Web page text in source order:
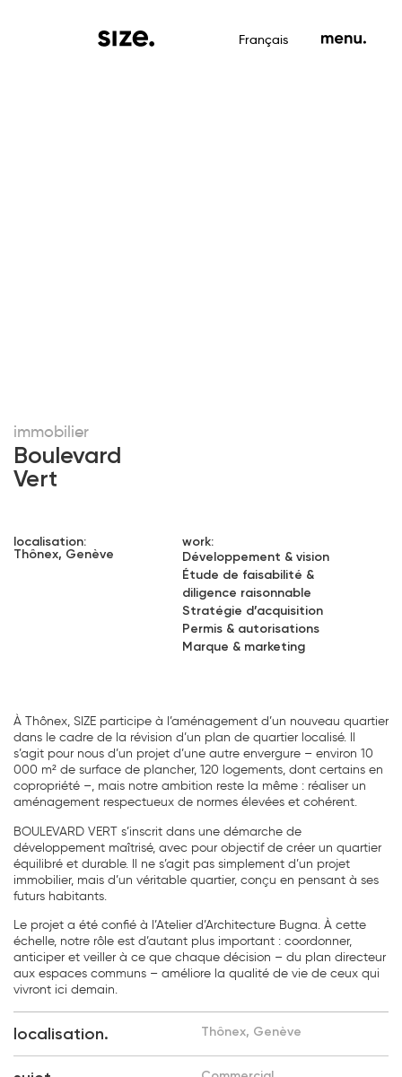
Français
immobilier
Boulevard
Vert
localisation:
Thônex, Genève
work:
Développement & vision
Étude de faisabilité &
diligence raisonnable
Stratégie d’acquisition
Permis & autorisations
Marque & marketing
À Thônex, SIZE participe à l’aménagement d’un nouveau quartier
dans le cadre de la révision d’un plan de quartier localisé. Il
s’agit pour nous d’un projet d’une autre envergure – environ 10
000 m² de surface de plancher, 120 logements, dont certains en
copropriété –, mais notre ambition reste la même : réaliser un
aménagement respectueux de normes élevées et cohérent.
BOULEVARD VERT s’inscrit dans une démarche de
développement maîtrisé, avec pour objectif de créer un quartier
équilibré et durable. Il ne s’agit pas simplement d’un projet
immobilier, mais d’un véritable quartier, conçu en pensant à ses
futurs habitants.
Le projet a été confié à l’Atelier d’Architecture Bugna. À cette
échelle, notre rôle est d’autant plus important : coordonner,
anticiper et veiller à ce que chaque décision – du plan directeur
aux espaces communs – améliore la qualité de vie de ceux qui
vivront ici demain.
localisation. Thônex, Genève